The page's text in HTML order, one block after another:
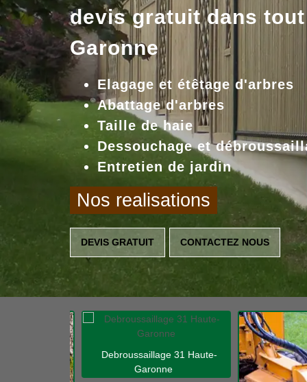
devis gratuit dans tout
Garonne
Elagage et étêtage d'arbres
Abattage d'arbres
Taille de haie
Dessouchage et
Entretien de jardin
Nos realisations
DEVIS GRATUIT CONTACTEZ NOUS
Debroussaillage 31 Haute-
Garonne